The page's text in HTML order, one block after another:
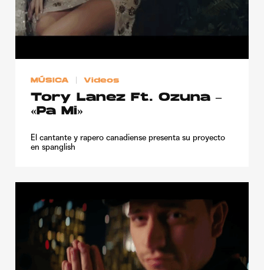
MÚSICA Videos
Tory Lanez Ft. Ozuna –
«Pa Mi»
El cantante y rapero canadiense presenta su proyecto
en spanglish